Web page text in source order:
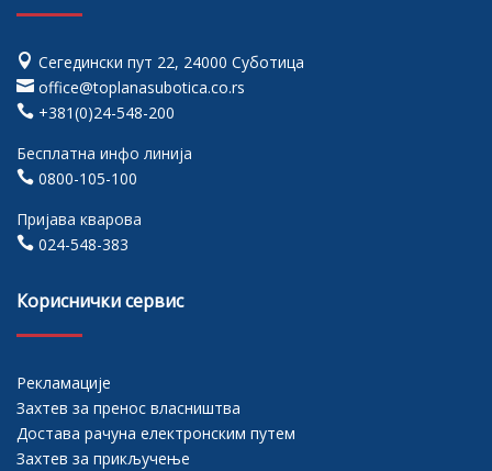
 Сегедински пут 22, 24000 Суботица
 office@toplanasubotica.co.rs
 +381(0)24-548-200
Бесплатна инфо линија
 0800-105-100
Пријава кварова
 024-548-383
Кориснички сервис
Рекламације
Захтев за пренос власништва
Достава рачуна електронским путем
Захтев за прикључење